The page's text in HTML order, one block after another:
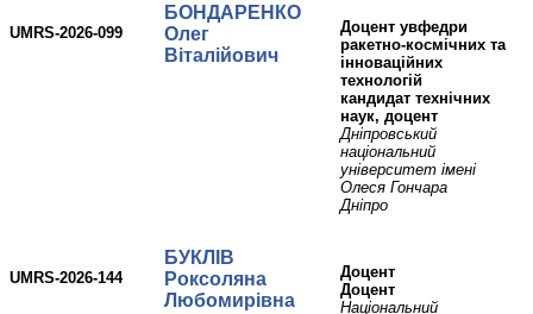
UMRS-2026-099
БОНДАРЕНКО
Олег
Віталійович
доцент увфедри
ракетно-космічних та
інноваційних
технологій
кандидат технічних
наук, доцент
Дніпровський
національний
університет імені
Олеся Гончара
Дніпро
UMRS-2026-144
БУКЛІВ
Роксоляна
Любомирівна
Доцент
Доцент
Національний